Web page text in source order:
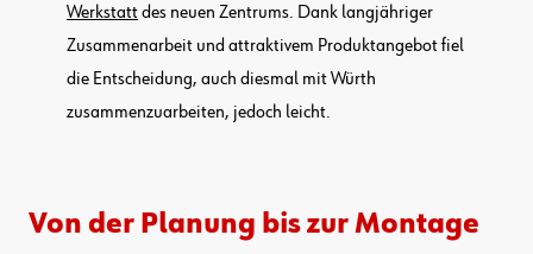
Werkstattdes neuen Zentrums. Dank langjähriger
Zusammenarbeit und attraktivem Produktangebot fiel
die Entscheidung, auch diesmal mit Würth
zusammenzuarbeiten, jedoch leicht.
Von der Planung bis zur Montage